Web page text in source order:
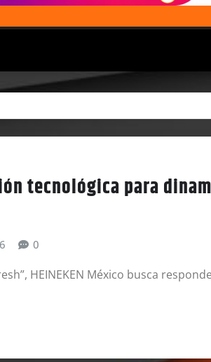
tecnológica para
0
HEINEKEN México busca